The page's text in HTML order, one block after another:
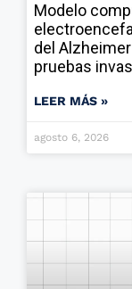
Modelo
del
pruebas
LEER MÁS »
agosto 6, 2026